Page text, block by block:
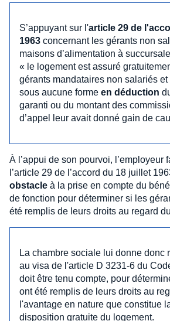
S’appuyant sur l'article 29 de
1963 concernant les gérants non
maisons d’alimentation à
« le logement est assuré
gérants mandataires non salariés et
sous aucune forme en déduction
garanti ou du montant des
d’appel leur avait donné gain de
À l’appui de son pourvoi, l’employeur
l’article 29 de l’accord du 18 juillet
obstacle à la prise en compte du
de fonction pour déterminer si les
été remplis de leurs droits au regard
La chambre sociale lui donne donc
au visa de l'article D 3231-6 du
doit être tenu compte, pour
ont été remplis de leurs droits au
l'avantage en nature que constitue
disposition gratuite du logement.